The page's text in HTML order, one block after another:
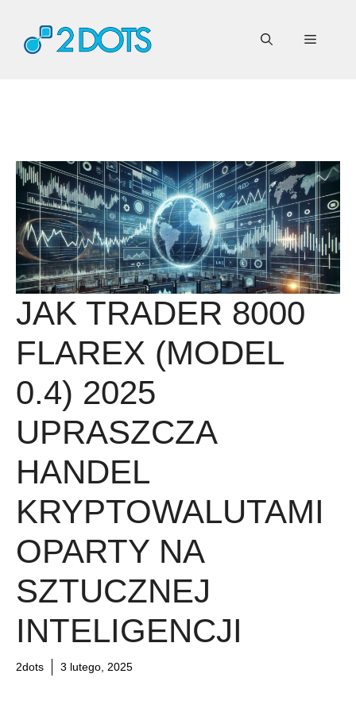
treści
Menu
JAK TRADER 8000
FLAREX (MODEL
0.4) 2025
UPRASZCZA
HANDEL
KRYPTOWALUTAMI
OPARTY NA
SZTUCZNEJ
INTELIGENCJI
2dots 3 lutego, 2025